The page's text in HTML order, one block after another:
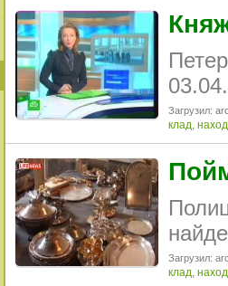
Загрузил:
клад,
Загрузил:
клад,